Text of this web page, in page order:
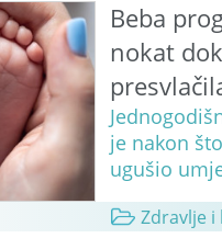
Beba
nokat
je nakon
ugušio
Zdravlje i